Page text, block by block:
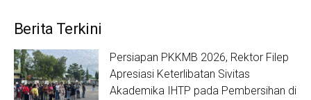
Berita Terkini
Persiapan PKKMB 2026, Rektor Filep
Apresiasi Keterlibatan Sivitas
Akademika IHTP pada Pembersihan di